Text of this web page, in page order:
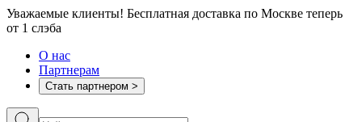
Уважаемые клиенты! Бесплатная доставка по Москве теперь
от 1 слэба
О нас
Партнерам
Стать партнером >